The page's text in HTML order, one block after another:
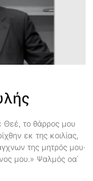
Θεέ, το θάρρος μου
εκ της κοιλίας,
της μητρός μου·
μου.» Ψαλμός οα΄